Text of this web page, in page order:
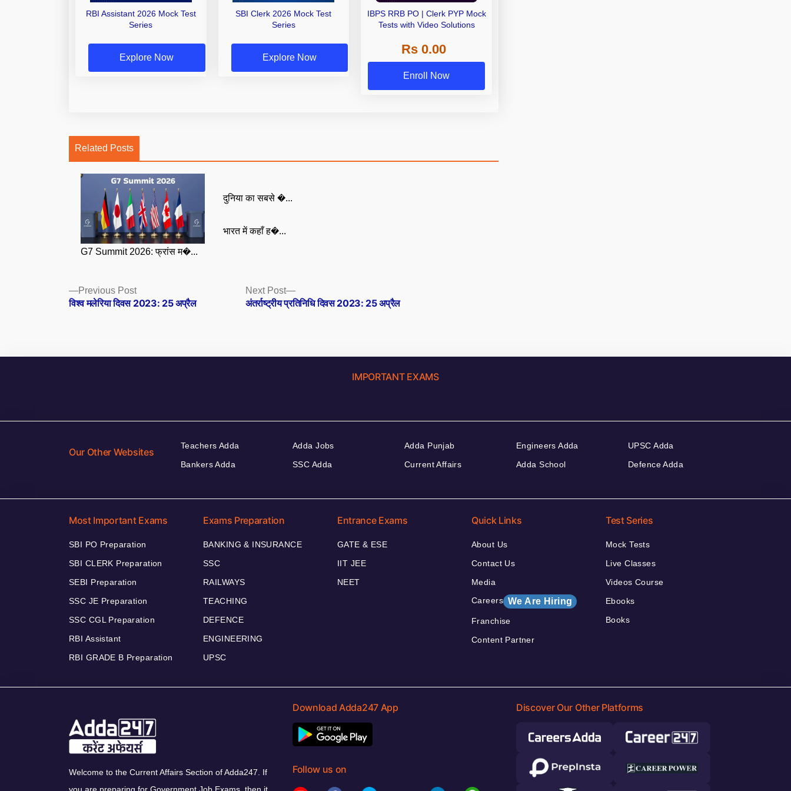
RBI Assistant 2026 Mock Test
Series
Explore Now
SBI Clerk 2026 Mock Test
Series
Explore Now
IBPS RRB PO | Clerk PYP Mock
Tests with Video Solutions
Rs 0.00
Enroll Now
Related Posts
G7 Summit 2026: फ्रांस म�...
दुनिया का सबसे �...
भारत में कहाँ ह�...
Posts
navigation
Previous PostPrevious
post:
विश्व मलेरिया दिवस 2023: 25 अप्रैल
Next Post
Next
post:
अंतर्राष्ट्रीय प्रतिनिधि दिवस 2023: 25 अप्रैल
IMPORTANT EXAMS
Our Other Websites
Teachers Adda
Bankers Adda
Adda Jobs
SSC Adda
Adda Punjab
Current Affairs
Engineers Adda
Adda School
UPSC Adda
Defence Adda
Most Important Exams
SBI PO Preparation
SBI CLERK Preparation
SEBI Preparation
SSC JE Preparation
SSC CGL Preparation
RBI Assistant
RBI GRADE B Preparation
Exams Preparation
BANKING & INSURANCE
SSC
RAILWAYS
TEACHING
DEFENCE
ENGINEERING
UPSC
Entrance Exams
GATE & ESE
IIT JEE
NEET
Quick Links
About Us
Contact Us
Media
Careers We Are Hiring
Franchise
Content Partner
Test Series
Mock Tests
Live Classes
Videos Course
Ebooks
Books
Welcome to the Current Affairs Section of Adda247. If
you are preparing for Government Job Exams, then it
Download Adda247 App
Follow us on
Discover Our Other Platforms